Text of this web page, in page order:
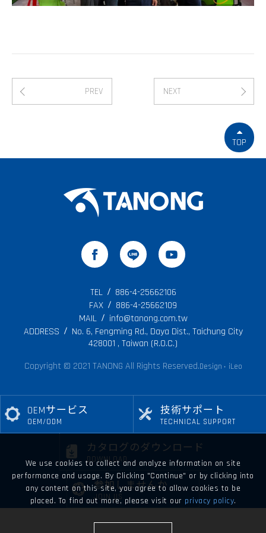
PREV NEXT
TOP
TEL
886-4-25662106
FAX
886-4-25662109
MAIL
info@tanong.com.tw
ADDRESS
No. 6, Fengming Rd., Daya Dist., Taichung City
428001 , Taiwan (R.O.C.)
Copyright © 2021 TANONG All Rights Reserved.Design ‧ iLeo
OEMサービス
OEM/ODM
技術サポート
TECHNICAL SUPPORT
カタログのダウンロード
DOWNLOAD
参加しませんか
JOIN US
We use cookies to collect and analyze information on site
performance and usage. By Clicking "Continue" or by clicking into
any content on this site, you agree to allow cookies to be
placed. To find out more, please visit our privacy policy.